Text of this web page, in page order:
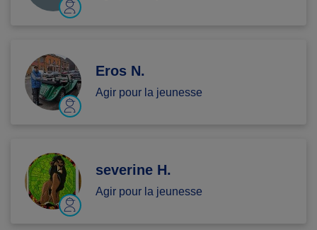
Eros N.
Agir pour la jeunesse
severine H.
Agir pour la jeunesse